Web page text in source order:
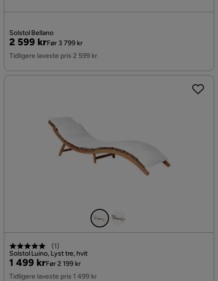
Solstol Bellano
Pris
2 599 kr
Original
Pris
Før 3 799 kr
Tidligere laveste pris 2 599 kr
(1)
Solstol Luino, Lyst tre, hvit
Pris
1 499 kr
Original
Pris
Før 2 199 kr
Tidligere laveste pris 1 499 kr